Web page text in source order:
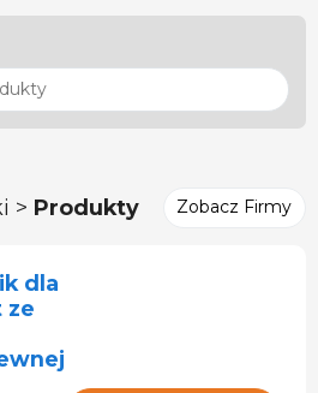
> Produkty Zobacz Firmy
dla
ze